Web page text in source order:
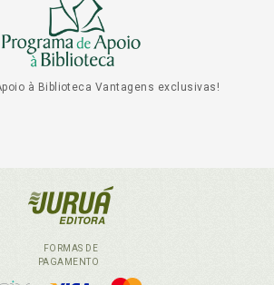
à Biblioteca Vantagens exclusivas!
FORMAS DE
PAGAMENTO